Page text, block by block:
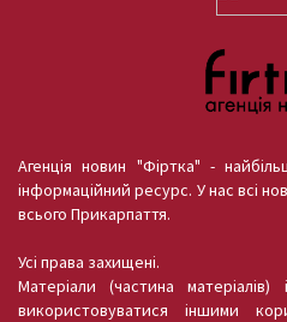
Агенція новин "Фіртка" -
інформаційний ресурс. У нас всі
всього Прикарпаття.
Усі права захищені.
Матеріали (частина
використовуватися іншими